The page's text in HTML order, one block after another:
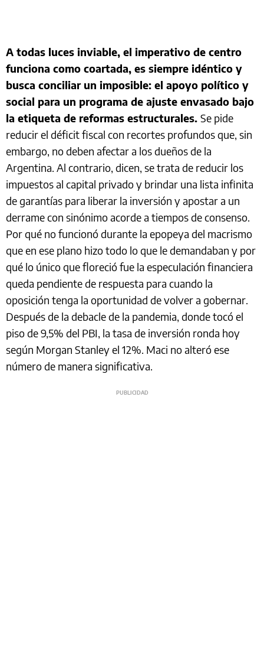
A todas luces inviable, el imperativo de centro
funciona como coartada, es siempre idéntico y
busca conciliar un imposible: el apoyo político y
social para un programa de ajuste envasado bajo
la etiqueta de reformas estructurales. Se pide
reducir el déficit fiscal con recortes profundos que, sin
embargo, no deben afectar a los dueños de la
Argentina. Al contrario, dicen, se trata de reducir los
impuestos al capital privado y brindar una lista infinita
de garantías para liberar la inversión y apostar a un
derrame con sinónimo acorde a tiempos de consenso.
Por qué no funcionó durante la epopeya del macrismo
que en ese plano hizo todo lo que le demandaban y por
qué lo único que floreció fue la especulación financiera
queda pendiente de respuesta para cuando la
oposición tenga la oportunidad de volver a gobernar.
Después de la debacle de la pandemia, donde tocó el
piso de 9,5% del PBI, la tasa de inversión ronda hoy
según Morgan Stanley el 12%. Maci no alteró ese
número de manera significativa.